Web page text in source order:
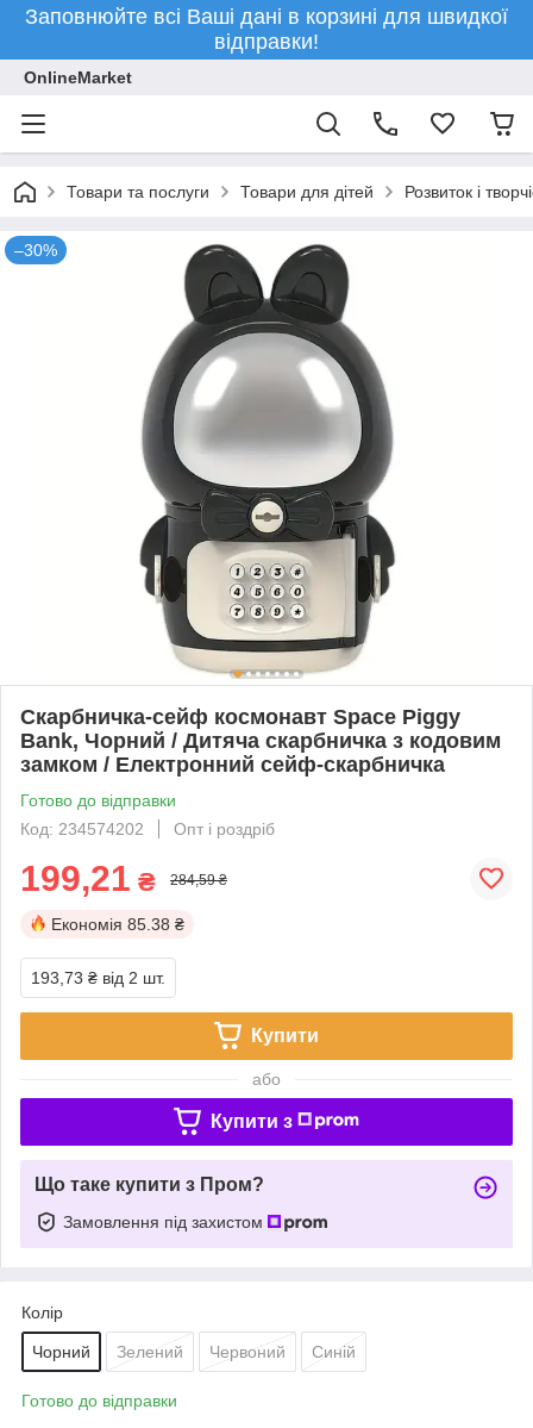
Заповнюйте всі Ваші дані в корзині для швидкої
відправки!
OnlineMarket
Товари та послуги Товари для дітей Розвиток і
–30%
Скарбничка-сейф космонавт Space Piggy
Bank, Чорний / Дитяча скарбничка з кодовим
замком / Електронний сейф-скарбничка
Готово до відправки
Код: 234574202
Опт і роздріб
199,21 ₴ 284,59 ₴
Економія 85.38 ₴
193,73 ₴ від 2 шт.
Купити
або
Купити з
Що таке купити з Пром?
Замовлення під захистом
Колір
Чорний Зелений Червоний Синій
Готово до відправки